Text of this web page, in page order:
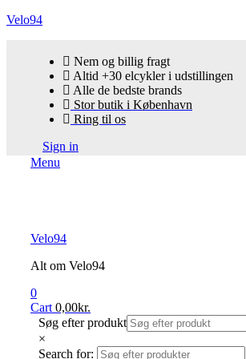
Velo94
Nem og billig fragt
Altid +30 elcykler i udstillingen
Alle de bedste brands
Stor butik i København
Ring til os
Sign in
Menu
Velo94
Alt om Velo94
0
Cart 0,00kr.
Søg efter produkt
×
Search for: